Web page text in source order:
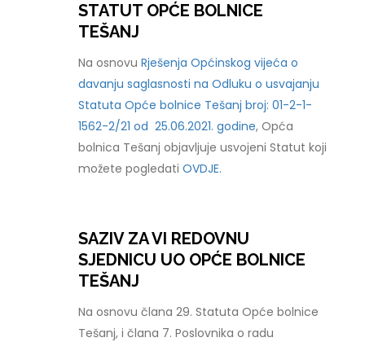
STATUT OPĆE BOLNICE
TEŠANJ
Na osnovuRješenja Općinskog vijeća o
davanju saglasnosti na Odluku o usvajanju
Statuta Opće bolnice Tešanj broj: 01-2-1-
1562-2/21 od 25.06.2021. godine, Opća
bolnica Tešanj objavljuje usvojeni Statut koji
možete pogledatiOVDJE.
SAZIV ZA VI REDOVNU
SJEDNICU UO OPĆE BOLNICE
TEŠANJ
Na osnovu člana 29. Statuta Opće bolnice
Tešanj, i člana 7. Poslovnika o radu